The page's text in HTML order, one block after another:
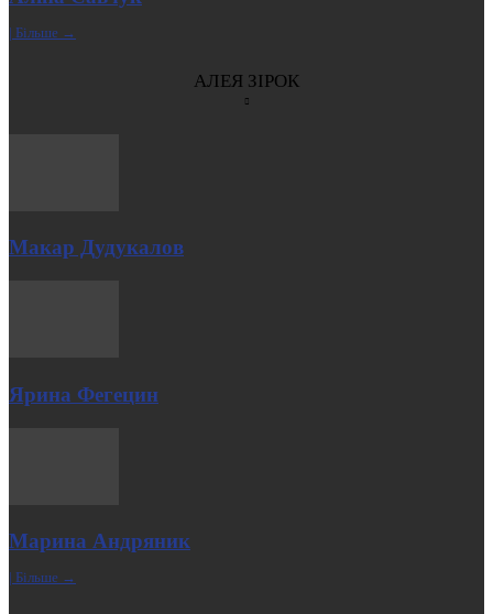
| Більше →
АЛЕЯ ЗІРОК
Макар Дудукалов
Ярина Фегецин
Марина Андряник
| Більше →